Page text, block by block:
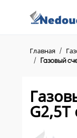
Приборы
Главная
Газовый
G2,5Т